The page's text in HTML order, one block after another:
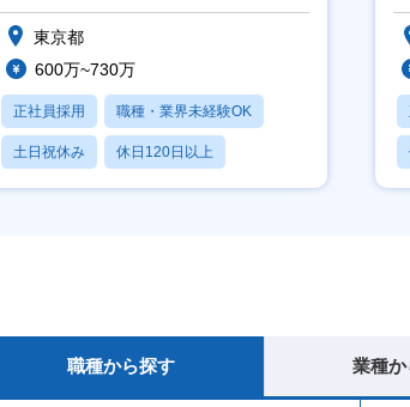
東京都
600万~730万
正社員採用 職種・業界未経験OK
土日祝休み 休日120日以上
月残業20時間以内
職種から探す 業種